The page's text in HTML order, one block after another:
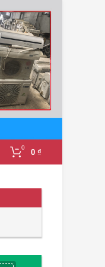
0 0 ₫